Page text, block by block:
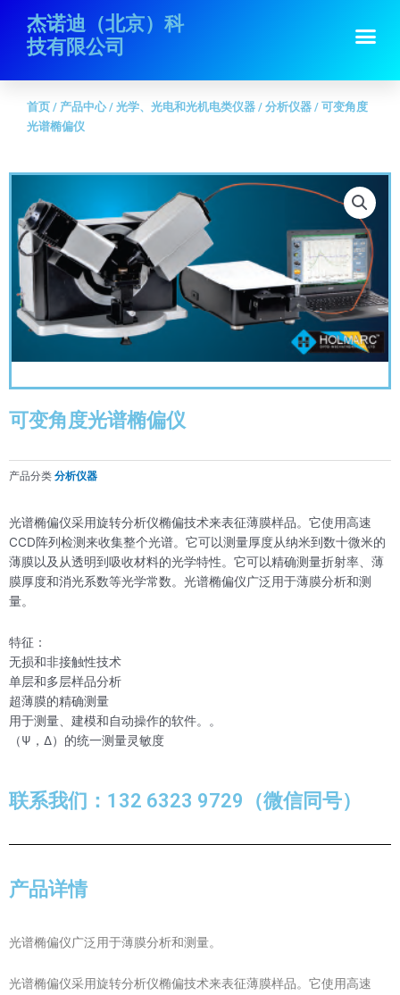
杰诺迪（北京）科
技有限公司
首页/产品中心 光学、光电和光机电类仪器
偏仪
首页 / 产品中心/ 光学、光电和光机电类仪器 / 分析仪器 / 可变角度
光谱椭偏仪
可变角度光谱椭偏仪
产品分类 分析仪器
光谱椭偏仪采用旋转分析仪椭偏技术来表征薄膜样品。它使用高速
CCD阵列检测来收集整个光谱。它可以测量厚度从纳米到数十微米的
薄膜以及从透明到吸收材料的光学特性。它可以精确测量折射率、薄
膜厚度和消光系数等光学常数。光谱椭偏仪广泛用于薄膜分析和测
量。
特征：
无损和非接触性技术
单层和多层样品分析
超薄膜的精确测量
用于测量、建模和自动操作的软件。。
（Ψ，Δ）的统一测量灵敏度
联系我们：132 6323 9729（微信同号）
产品详情
光谱椭偏仪广泛用于薄膜分析和测量。
光谱椭偏仪采用旋转分析仪椭偏技术来表征薄膜样品。它使用高速